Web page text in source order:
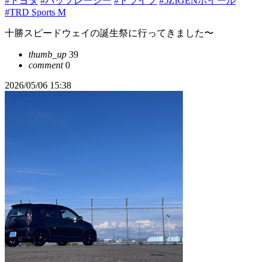
#TRD Sports M
十勝スピードウェイの誕生祭に行ってきました〜
thumb_up 39
comment0
2026/05/06 15:38